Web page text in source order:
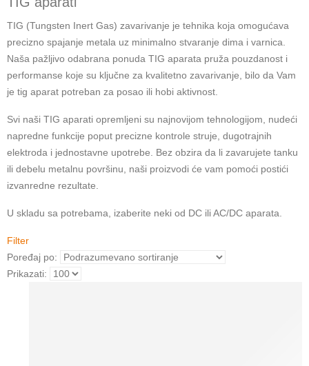
TIG (Tungsten Inert Gas) zavarivanje je tehnika koja omogućava
precizno spajanje metala uz minimalno stvaranje dima i varnica.
Naša pažljivo odabrana ponuda TIG aparata pruža pouzdanost i
performanse koje su ključne za kvalitetno zavarivanje, bilo da Vam
je tig aparat potreban za posao ili hobi aktivnost.
Svi naši TIG aparati opremljeni su najnovijom tehnologijom, nudeći
napredne funkcije poput precizne kontrole struje, dugotrajnih
elektroda i jednostavne upotrebe. Bez obzira da li zavarujete tanku
ili debelu metalnu površinu, naši proizvodi će vam pomoći postići
izvanredne rezultate.
U skladu sa potrebama, izaberite neki od DC ili AC/DC aparata.
Filter
Poređaj po:
Prikazati: